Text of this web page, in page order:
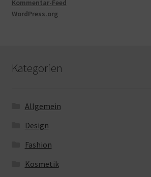
Kommentar-Feed
WordPress.org
Kategorien
Allgemein
Design
Fashion
Kosmetik